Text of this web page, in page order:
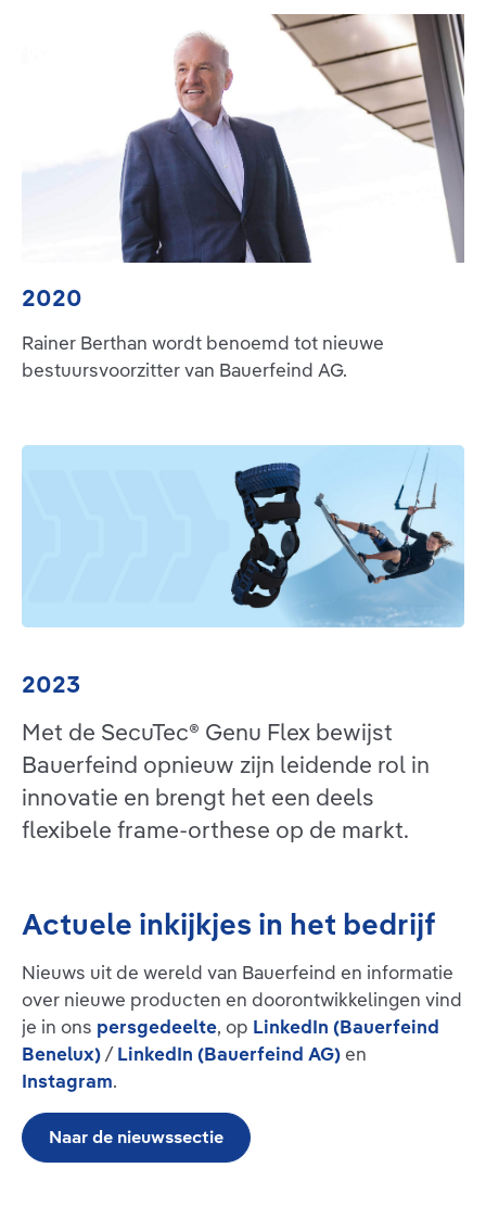
2020
Rainer Berthan wordt benoemd tot nieuwe
bestuursvoorzitter van Bauerfeind AG.
2023
Met de SecuTec® Genu Flex bewijst
Bauerfeind opnieuw zijn leidende rol in
innovatie en brengt het een deels
flexibele frame-orthese op de markt.
Actuele inkijkjes in het bedrijf
Nieuws uit de wereld van Bauerfeind en informatie
over nieuwe producten en doorontwikkelingen vind
je in ons persgedeelte, op LinkedIn (Bauerfeind
Benelux)/LinkedIn (Bauerfeind AG) en
Instagram.
Naar de nieuwssectie